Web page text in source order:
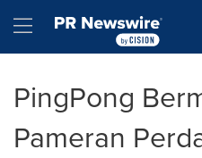
Hamburger menu
PingPong
Pameran